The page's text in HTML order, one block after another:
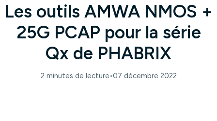
Les outils AMWA NMOS +
25G PCAP pour la série
Qx de PHABRIX
2 minutes de lecture•07 décembre 2022